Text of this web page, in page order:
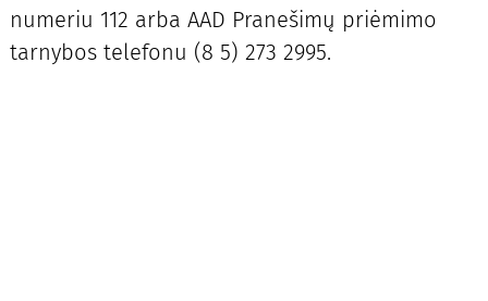
numeriu 112 arba AAD Pranešimų priėmimo
tarnybos telefonu (8 5) 273 2995.